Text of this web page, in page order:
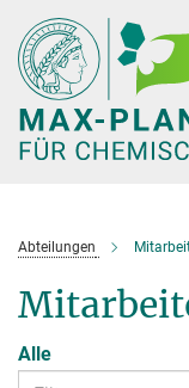
Hauptinhalt
Abteilungen
Alle